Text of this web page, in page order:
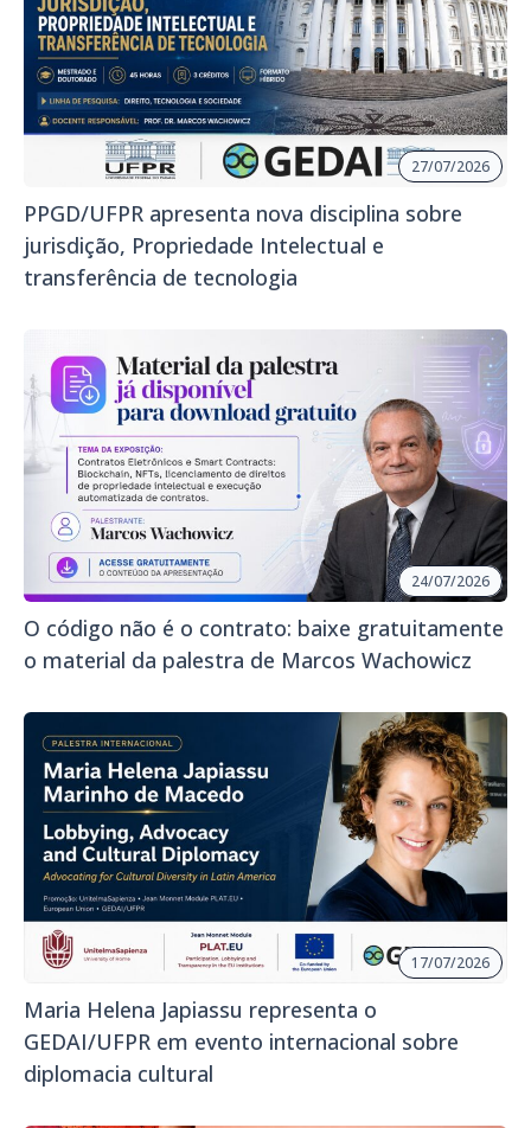
27/07/2026
PPGD/UFPR apresenta nova disciplina sobre
jurisdição, Propriedade Intelectual e
transferência de tecnologia
24/07/2026
O código não é o contrato: baixe gratuitamente
o material da palestra de Marcos Wachowicz
17/07/2026
Maria Helena Japiassu representa o
GEDAI/UFPR em evento internacional sobre
diplomacia cultural